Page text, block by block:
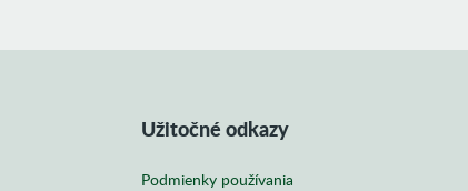
Užitočné odkazy
Podmienky používania